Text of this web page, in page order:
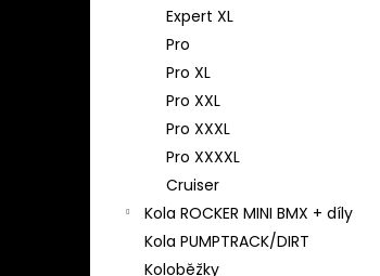
Expert XL
Pro
Pro XL
Pro XXL
Pro XXXL
Pro XXXXL
Cruiser
Kola ROCKER MINI BMX + díly
Kola PUMPTRACK/DIRT
Koloběžky